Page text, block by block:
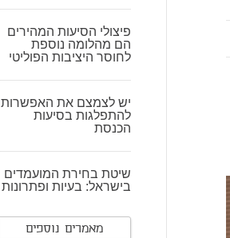
פיצולי הסיעות המהירים
הם מהלומה נוספת
לחוסר היציבות הפוליטי
יש לצמצם את האפשרות
להתפלגות בסיעות
הכנסת
שיטת בחירת המועמדים
בישראל: בעיות ופתרונות
מאמרים נוספים